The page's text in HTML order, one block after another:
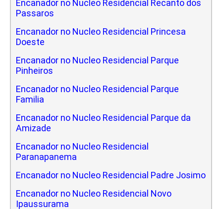
Encanador no Nucleo Residencial Recanto dos
Passaros
Encanador no Nucleo Residencial Princesa
Doeste
Encanador no Nucleo Residencial Parque
Pinheiros
Encanador no Nucleo Residencial Parque
Familia
Encanador no Nucleo Residencial Parque da
Amizade
Encanador no Nucleo Residencial
Paranapanema
Encanador no Nucleo Residencial Padre Josimo
Encanador no Nucleo Residencial Novo
Ipaussurama